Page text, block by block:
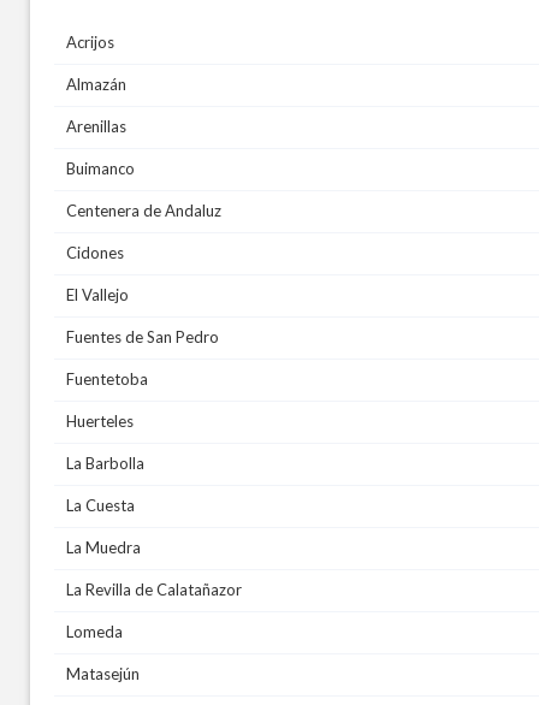
Acrijos
Almazán
Arenillas
Buimanco
Centenera de Andaluz
Cidones
El Vallejo
Fuentes de San Pedro
Fuentetoba
Huerteles
La Barbolla
La Cuesta
La Muedra
La Revilla de Calatañazor
Lomeda
Matasejún